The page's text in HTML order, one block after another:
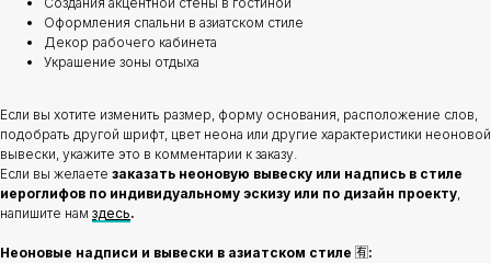
Оформления спальни в азиатском стиле
Декор рабочего кабинета
Украшение зоны отдыха
Если вы хотите изменить размер, форму основания, расположение слов,
подобрать другой шрифт, цвет неона или другие характеристики неоновой
вывески, укажите это в комментарии к заказу.
Если вы желаете заказать неоновую вывеску или надпись в стиле
иероглифов по индивидуальному эскизу или по дизайн проекту,
напишите нам здесь.
Неоновые надписи и вывески в азиатском стиле 🈶 :